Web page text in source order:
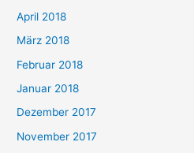
April 2018
März 2018
Februar 2018
Januar 2018
Dezember 2017
November 2017